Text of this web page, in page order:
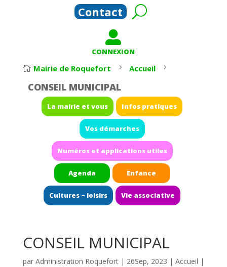
Contact

CONNEXION
 Mairie de Roquefort 5 Accueil 5
CONSEIL MUNICIPAL
La mairie et vous Infos pratiques
Vos démarches
Numéros et applications utiles
Agenda Enfance
Cultures – loisirs Vie associative
CONSEIL MUNICIPAL
par Administration Roquefort| 26Sep, 2023 | Accueil |